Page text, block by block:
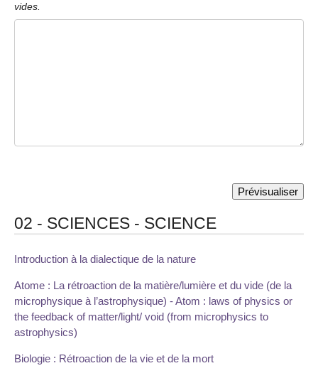
vides.
02 - SCIENCES - SCIENCE
Introduction à la dialectique de la nature
Atome : La rétroaction de la matière/lumière et du vide (de la
microphysique à l’astrophysique) - Atom : laws of physics or
the feedback of matter/light/ void (from microphysics to
astrophysics)
Biologie : Rétroaction de la vie et de la mort